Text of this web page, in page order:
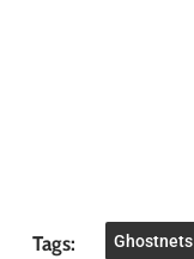
Tags: Ghostnets